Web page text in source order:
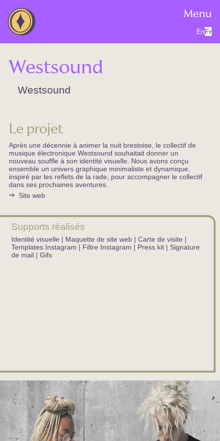
Menu
EnFr
Westsound
Westsound
Le projet
Après une décennie à animer la nuit brestoise, le collectif de
musique électronique Westsound souhaitait donner un
nouveau souffle à son identité visuelle. Nous avons conçu
ensemble un univers graphique minimaliste et dynamique,
inspiré par les reflets de la rade, pour accompagner le collectif
dans ses prochaines aventures.
Site web
Supports réalisés
Identité visuelle | Maquette de site web | Carte de visite |
Templates Instagram | Filtre Instagram | Press kit | Signature
de mail | Gifs